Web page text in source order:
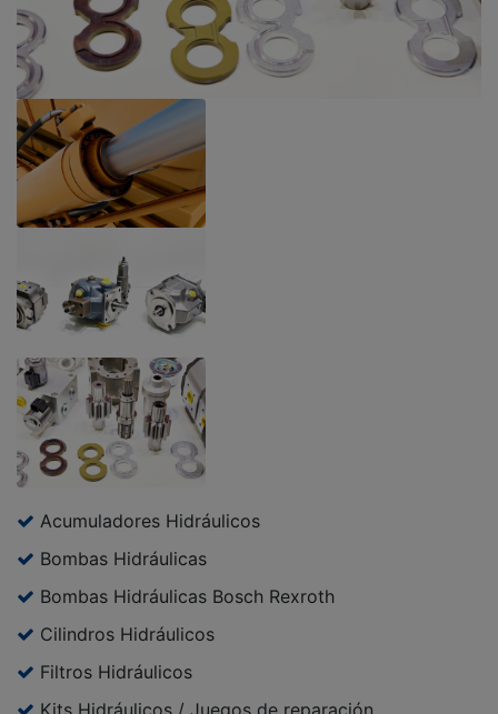
Acumuladores Hidráulicos
Bombas Hidráulicas
Bombas Hidráulicas Bosch Rexroth
Cilindros Hidráulicos
Filtros Hidráulicos